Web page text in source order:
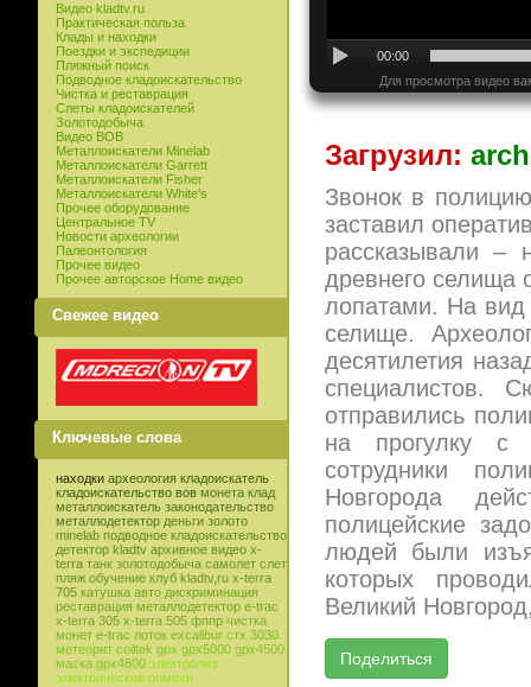
Видео kladtv.ru
Практическая польза
Клады и находки
Поездки и экспедиции
Пляжный поиск
Подводное кладоискательство
Чистка и реставрация
Слеты кладоискателей
Золотодобыча
Видео ВОВ
Металлоискатели Minelab
Металлоискатели Garrett
Металлоискатели Fisher
Металлоискатели White’s
Прочее оборудование
Центральное TV
Новости археологии
Палеонтология
Прочее видео
Прочее авторское Home видео
Свежее видео
Ключевые слова
находки археология кладоискатель
кладоискательство вов монета клад
металлоискатель законодательство
металлодетектор деньги золото
minelab подводное кладоискательство
детектор kladtv архивное видео x-
terra танк золотодобыча самолет слет
пляж обучение клуб kladtv,ru x-terra
705 катушка авто дискриминация
реставрация металлодетектор e-trac
x-terra 305 x-terra 505 фппр чистка
монет e-trac лоток excalibur стх 3030
метеорит coiltek gpx gpx5000 gpx4500
маска gpx4800 электролиз
электрические помехи
00:00
Для просмотра видео
Загрузил:
Звонок в
заставил
рассказывали –
древнего селища
лопатами. На
селище.
десятилетия
специалистов.
отправились
на прогулку с
сотрудники
Новгорода
полицейские
людей были
которых
Великий